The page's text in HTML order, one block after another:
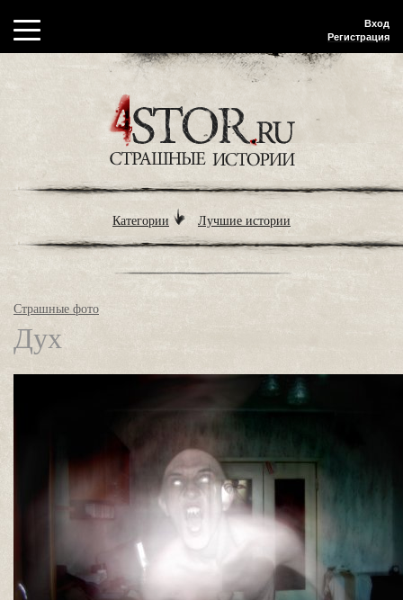
Вход
Регистрация
Категории Лучшие истории
Страшные фото
Дух